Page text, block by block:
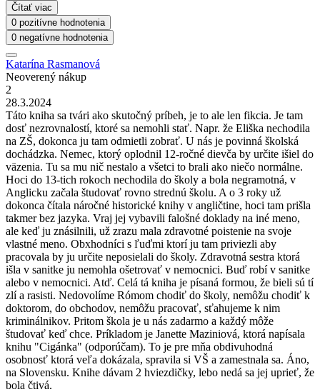
Čítať viac
0 pozitívne hodnotenia
0 negatívne hodnotenia
Katarína Rasmanová
Neoverený nákup
2
28.3.2024
Táto kniha sa tvári ako skutočný príbeh, je to ale len fikcia. Je tam
dosť nezrovnalostí, ktoré sa nemohli stať. Napr. že Eliška nechodila
na ZŠ, dokonca ju tam odmietli zobrať. U nás je povinná školská
dochádzka. Nemec, ktorý oplodnil 12-ročné dievča by určite išiel do
väzenia. Tu sa mu nič nestalo a všetci to brali ako niečo normálne.
Hoci do 13-tich rokoch nechodila do školy a bola negramotná, v
Anglicku začala študovať rovno strednú školu. A o 3 roky už
dokonca čítala náročné historické knihy v angličtine, hoci tam prišla
takmer bez jazyka. Vraj jej vybavili falošné doklady na iné meno,
ale keď ju znásilnili, už zrazu mala zdravotné poistenie na svoje
vlastné meno. Obxhodníci s ľuďmi ktorí ju tam priviezli aby
pracovala by ju určite neposielali do školy. Zdravotná sestra ktorá
išla v sanitke ju nemohla ošetrovať v nemocnici. Buď robí v sanitke
alebo v nemocnici. Atď. Celá tá kniha je písaná formou, že bieli sú tí
zlí a rasisti. Nedovolíme Rómom chodiť do školy, nemôžu chodiť k
doktorom, do obchodov, nemôžu pracovať, sťahujeme k nim
kriminálnikov. Pritom škola je u nás zadarmo a každý môže
študovať keď chce. Príkladom je Janette Maziniová, ktorá napísala
knihu "Cigánka" (odporúčam). To je pre mňa obdivuhodná
osobnosť ktorá veľa dokázala, spravila si VŠ a zamestnala sa. Áno,
na Slovensku. Knihe dávam 2 hviezdičky, lebo nedá sa jej uprieť, že
bola čtivá.